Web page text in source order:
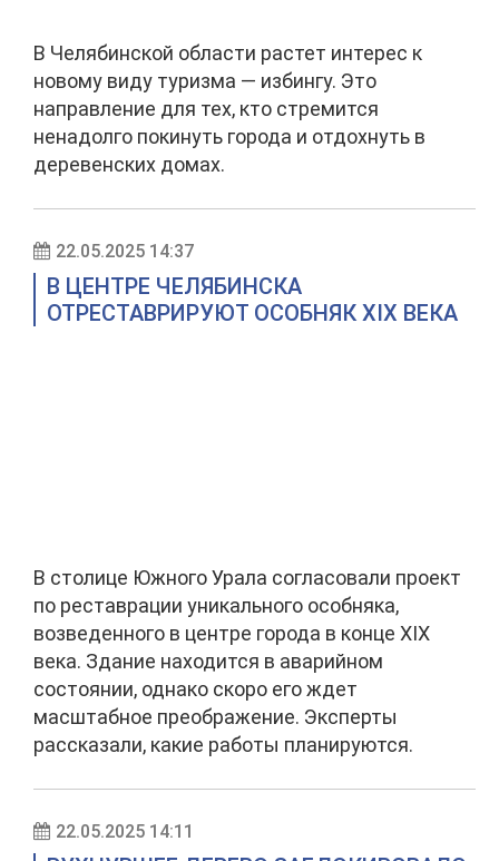
В Челябинской области растет интерес к
новому виду туризма — избингу. Это
направление для тех, кто стремится
ненадолго покинуть города и отдохнуть в
деревенских домах.
22.05.2025 14:37
В ЦЕНТРЕ ЧЕЛЯБИНСКА
ОТРЕСТАВРИРУЮТ ОСОБНЯК XIX ВЕКА
В столице Южного Урала согласовали проект
по реставрации уникального особняка,
возведенного в центре города в конце XIX
века. Здание находится в аварийном
состоянии, однако скоро его ждет
масштабное преображение. Эксперты
рассказали, какие работы планируются.
22.05.2025 14:11